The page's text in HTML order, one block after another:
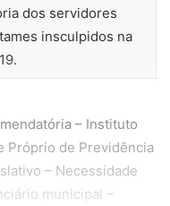
dos servidores
insculpidos na
– Instituto
Próprio de Previdência
– Necessidade
municipal –